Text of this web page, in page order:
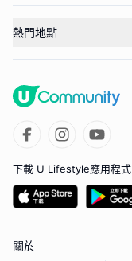
熱門地點
下載 U Lifestyle應用程式
關於